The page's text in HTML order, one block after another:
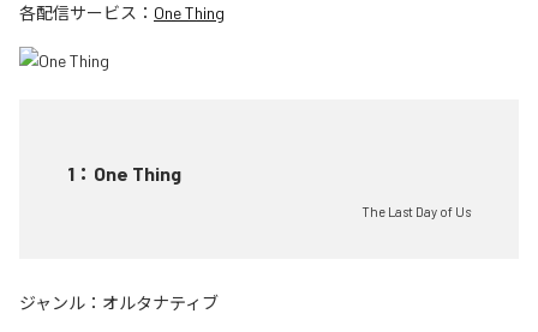
各配信サービス： One Thing
1 ： One Thing
The Last Day of Us
ジャンル： オルタナティブ